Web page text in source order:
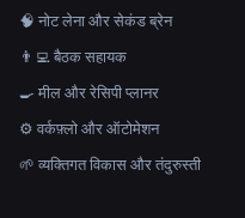
🧠 नोट लेना और सेकंड ब्रेन
👨‍💻 बैठक सहायक
🍳 मील और रेसिपी प्लानर
⚙️ वर्कफ़्लो और ऑटोमेशन
🌱 व्यक्तिगत विकास और तंदुरुस्ती